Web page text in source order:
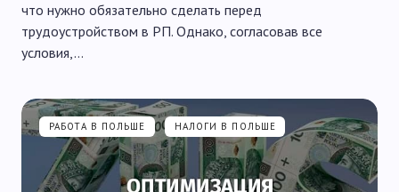
что нужно обязательно сделать перед
трудоустройством в РП. Однако, согласовав все
условия,…
РАБОТА В ПОЛЬШЕ НАЛОГИ В ПОЛЬШЕ